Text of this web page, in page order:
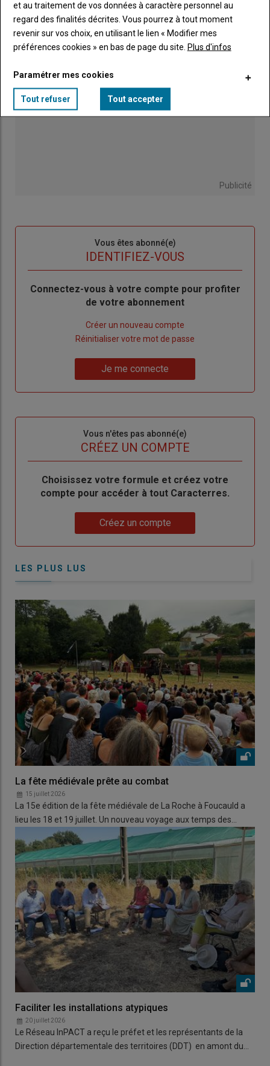
29 juillet 2026
Publicité
Vous êtes abonné(e)
IDENTIFIEZ-VOUS
Body
Connectez-vous à votre compte pour profiter
de votre abonnement
Créer un nouveau compte
de
Réinitialiser votre mot de passe
me
Je me connecte
Vous n'êtes pas abonné(e)
CRÉEZ UN COMPTE
BodyChoisissez votre formule et créez votre
compte pour accéder à tout Caracterres.
Créez un compte
LES PLUS LUS
La fête médiévale prête au combat
15 juillet 2026
La 15e édition de la fête médiévale de La Roche à Foucauld a
lieu les 18 et 19 juillet. Un nouveau voyage aux temps des…
Faciliter les installations atypiques
20 juillet 2026
Le Réseau InPACT a reçu le préfet et les représentants de la
Direction départementale des territoires (DDT) en amont du…
et au traitement de vos données à caractère personnel au
regard des finalités décrites. Vous pourrez à tout moment
revenir sur vos choix, en utilisant le lien « Modifier mes
préférences cookies » en bas de page du site. Plus d'infos
Paramétrer mes cookies
Tout refuser Tout accepter